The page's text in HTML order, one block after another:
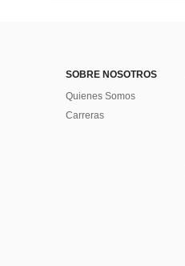
SOBRE NOSOTROS
Quienes Somos
Carreras